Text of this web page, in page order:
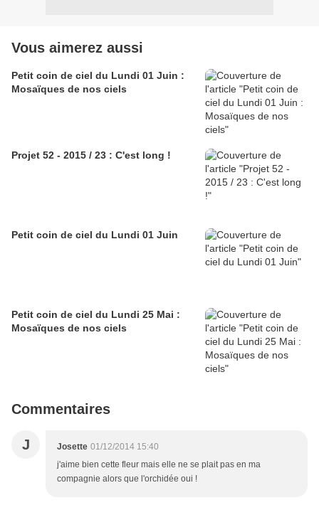
Vous aimerez aussi
Petit coin de ciel du Lundi 01 Juin :
Mosaïques de nos ciels
Projet 52 - 2015 / 23 : C'est long !
Petit coin de ciel du Lundi 01 Juin
Petit coin de ciel du Lundi 25 Mai :
Mosaïques de nos ciels
Commentaires
J Josette 01/12/2014 15:40
j'aime bien cette fleur mais elle ne se plait pas en ma
compagnie alors que l'orchidée oui !